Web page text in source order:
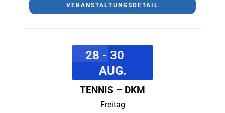
VERANSTALTUNGSDETAIL
28 - 30
AUG.
TENNIS – DKM
Freitag